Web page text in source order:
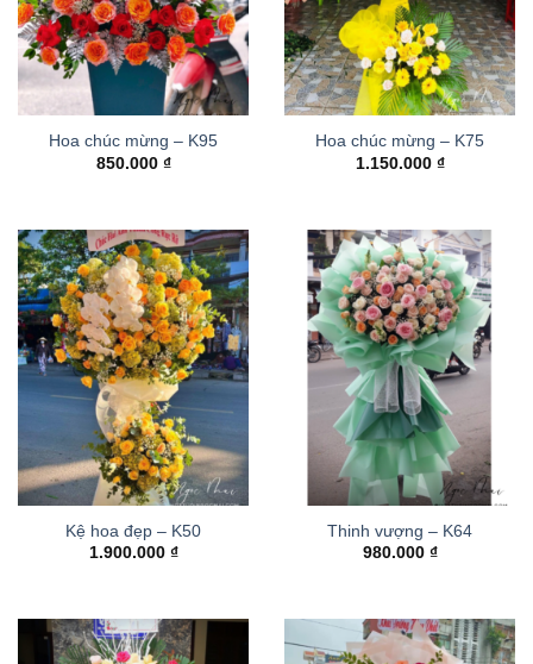
Hoa chúc mừng – K95
850.000 ₫
Hoa chúc mừng – K75
1.150.000 ₫
Kệ hoa đẹp – K50
1.900.000 ₫
Thinh vượng – K64
980.000 ₫